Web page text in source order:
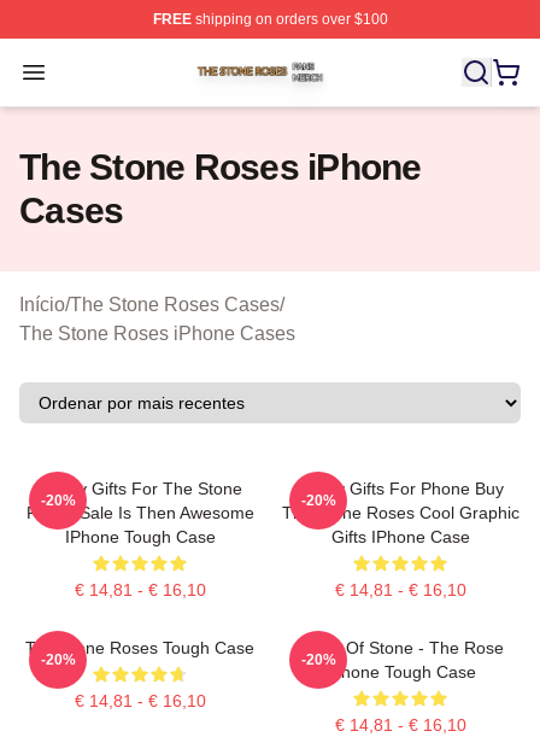
FREEshipping on orders over $100
Open menu
The Stone Roses Shop ⚡️ Officially Licensed The
The Stone Roses iPhone
Cases
Início/The Stone Roses Cases/
The Stone Roses iPhone Cases
Funny Gifts For The Stone
Roses Sale Is Then Awesome
IPhone Tough Case
€ 14,81 - € 16,10
-20%
Funny Gifts For Phone Buy
The Stone Roses Cool Graphic
Gifts IPhone Case
€ 14,81 - € 16,10
-20%
The Stone Roses Tough Case
€ 14,81 - € 16,10
-20%
Made Of Stone - The Rose
IPhone Tough Case
€ 14,81 - € 16,10
-20%